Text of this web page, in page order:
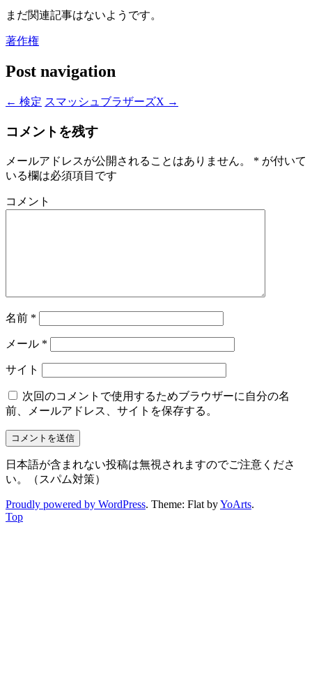
まだ関連記事はないようです。
著作権
Post navigation
← 検定 スマッシュブラザーズX →
コメントを残す
メールアドレスが公開されることはありません。 * が付いて
いる欄は必須項目です
コメント
名前 *
メール *
サイト
次回のコメントで使用するためブラウザーに自分の名
前、メールアドレス、サイトを保存する。
日本語が含まれない投稿は無視されますのでご注意くださ
い。（スパム対策）
Proudly powered by WordPress. Theme: Flat byYoArts.
Top